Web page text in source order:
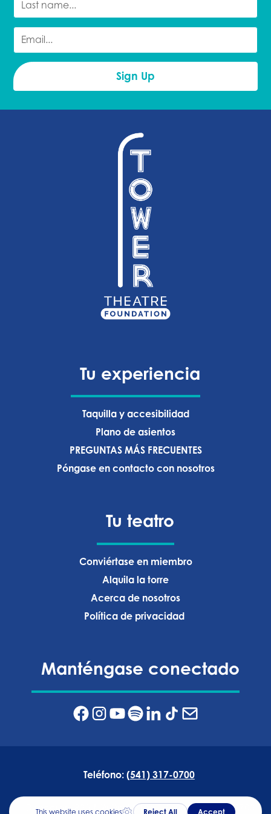
Tu experiencia
Taquilla y accesibilidad
Plano de asientos
PREGUNTAS MÁS FRECUENTES
Póngase en contacto con nosotros
Tu teatro
Conviértase en miembro
Alquila la torre
Acerca de nosotros
Política de privacidad ‍
Manténgase conectado
Teléfono: (541) 317-0700
Dirección:835 NW Wall Street, Bend, Oregón 97703